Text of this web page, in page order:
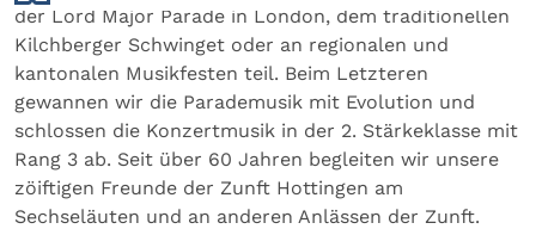
der Lord Major Parade in London, dem traditionellen
Kilchberger Schwinget oder an regionalen und
kantonalen Musikfesten teil. Beim Letzteren
gewannen wir die Parademusik mit Evolution und
schlossen die Konzertmusik in der 2. Stärkeklasse mit
Rang 3 ab. Seit über 60 Jahren begleiten wir unsere
zöiftigen Freunde der Zunft Hottingen am
Sechseläuten und an anderen Anlässen der Zunft.